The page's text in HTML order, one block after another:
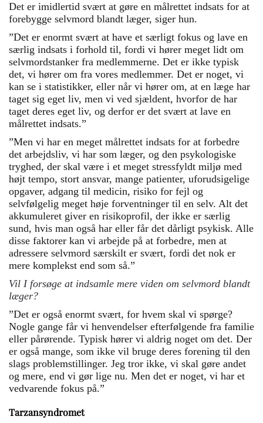
Det er imidlertid svært at gøre en målrettet indsats for at
forebygge selvmord blandt læger, siger hun.
”Det er enormt svært at have et særligt fokus og lave en
særlig indsats i forhold til, fordi vi hører meget lidt om
selvmordstanker fra medlemmerne. Det er ikke typisk
det, vi hører om fra vores medlemmer. Det er noget, vi
kan se i statistikker, eller når vi hører om, at en læge har
taget sig eget liv, men vi ved sjældent, hvorfor de har
taget deres eget liv, og derfor er det svært at lave en
målrettet indsats.”
”Men vi har en meget målrettet indsats for at forbedre
det arbejdsliv, vi har som læger, og den psykologiske
tryghed, der skal være i et meget stressfyldt miljø med
højt tempo, stort ansvar, mange patienter, uforudsigelige
opgaver, adgang til medicin, risiko for fejl og
selvfølgelig meget høje forventninger til en selv. Alt det
akkumuleret giver en risikoprofil, der ikke er særlig
sund, hvis man også har eller får det dårligt psykisk. Alle
disse faktorer kan vi arbejde på at forbedre, men at
adressere selvmord særskilt er svært, fordi det nok er
mere komplekst end som så.”
Vil I forsøge at indsamle mere viden om selvmord blandt
læger?
”Det er også enormt svært, for hvem skal vi spørge?
Nogle gange får vi henvendelser efterfølgende fra familie
eller pårørende. Typisk hører vi aldrig noget om det. Der
er også mange, som ikke vil bruge deres forening til den
slags problemstillinger. Jeg tror ikke, vi skal gøre andet
og mere, end vi gør lige nu. Men det er noget, vi har et
vedvarende fokus på.”
Tarzansyndromet